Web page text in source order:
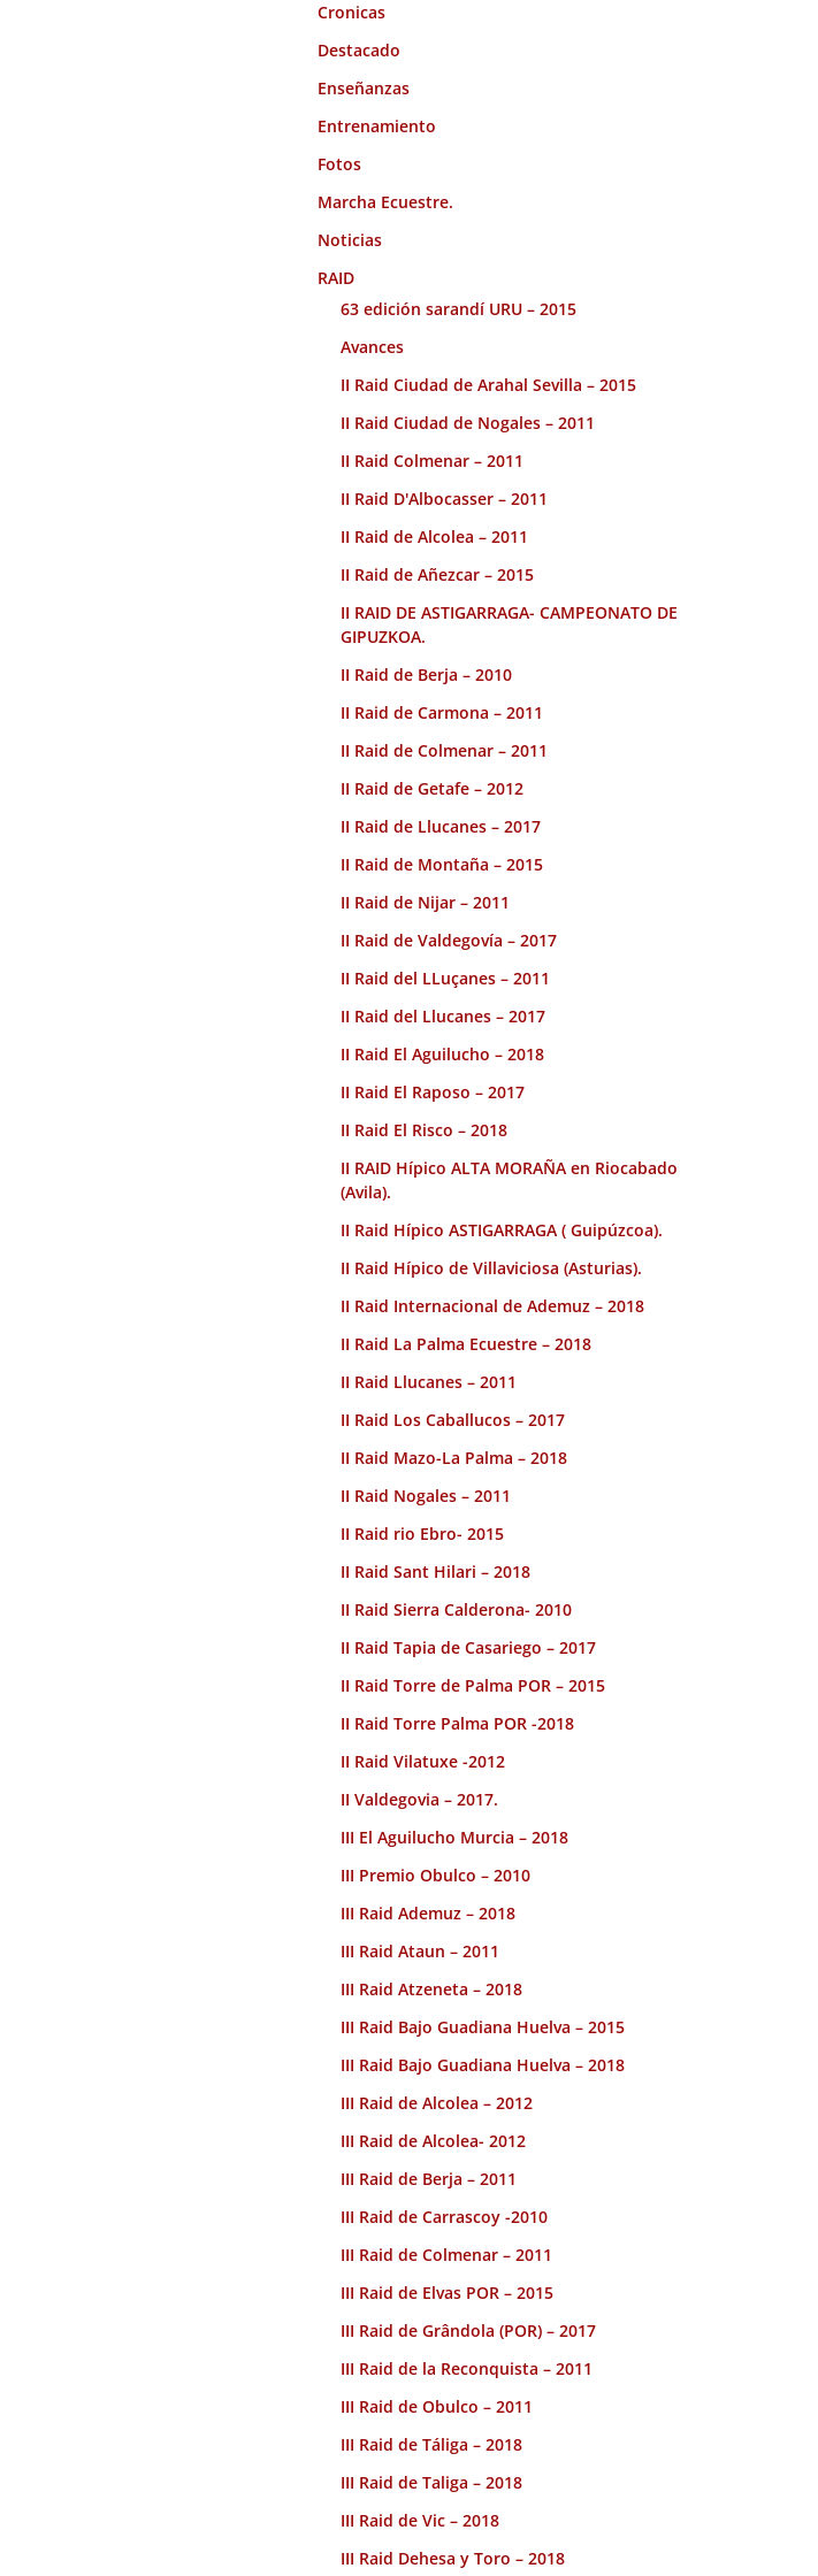
Cronicas
Destacado
Enseñanzas
Entrenamiento
Fotos
Marcha Ecuestre.
Noticias
RAID
63 edición sarandí URU – 2015
Avances
II Raid Ciudad de Arahal Sevilla – 2015
II Raid Ciudad de Nogales – 2011
II Raid Colmenar – 2011
II Raid D'Albocasser – 2011
II Raid de Alcolea – 2011
II Raid de Añezcar – 2015
II RAID DE ASTIGARRAGA- CAMPEONATO DE
GIPUZKOA.
II Raid de Berja – 2010
II Raid de Carmona – 2011
II Raid de Colmenar – 2011
II Raid de Getafe – 2012
II Raid de Llucanes – 2017
II Raid de Montaña – 2015
II Raid de Nijar – 2011
II Raid de Valdegovía – 2017
II Raid del LLuçanes – 2011
II Raid del Llucanes – 2017
II Raid El Aguilucho – 2018
II Raid El Raposo – 2017
II Raid El Risco – 2018
II RAID Hípico ALTA MORAÑA en Riocabado
(Avila).
II Raid Hípico ASTIGARRAGA ( Guipúzcoa).
II Raid Hípico de Villaviciosa (Asturias).
II Raid Internacional de Ademuz – 2018
II Raid La Palma Ecuestre – 2018
II Raid Llucanes – 2011
II Raid Los Caballucos – 2017
II Raid Mazo-La Palma – 2018
II Raid Nogales – 2011
II Raid rio Ebro- 2015
II Raid Sant Hilari – 2018
II Raid Sierra Calderona- 2010
II Raid Tapia de Casariego – 2017
II Raid Torre de Palma POR – 2015
II Raid Torre Palma POR -2018
II Raid Vilatuxe -2012
II Valdegovia – 2017.
III El Aguilucho Murcia – 2018
III Premio Obulco – 2010
III Raid Ademuz – 2018
III Raid Ataun – 2011
III Raid Atzeneta – 2018
III Raid Bajo Guadiana Huelva – 2015
III Raid Bajo Guadiana Huelva – 2018
III Raid de Alcolea – 2012
III Raid de Alcolea- 2012
III Raid de Berja – 2011
III Raid de Carrascoy -2010
III Raid de Colmenar – 2011
III Raid de Elvas POR – 2015
III Raid de Grândola (POR) – 2017
III Raid de la Reconquista – 2011
III Raid de Obulco – 2011
III Raid de Táliga – 2018
III Raid de Taliga – 2018
III Raid de Vic – 2018
III Raid Dehesa y Toro – 2018